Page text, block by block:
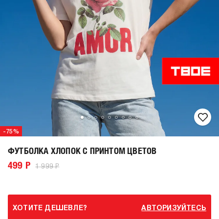
-75%
ФУТБОЛКА ХЛОПОК С ПРИНТОМ ЦВЕТОВ
499 Р 1 999 Р
ХОТИТЕ ДЕШЕВЛЕ? АВТОРИЗУЙТЕСЬ